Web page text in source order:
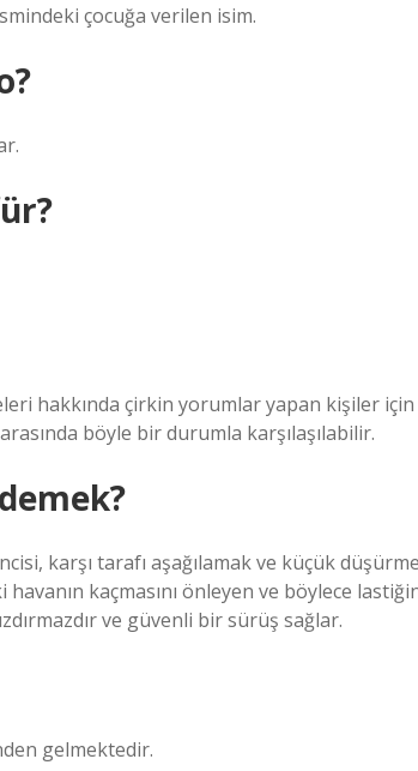
çocuğa verilen isim.
hakkında çirkin yorumlar yapan kişiler için
böyle bir durumla karşılaşılabilir.
karşı tarafı aşağılamak ve küçük
kaçmasını önleyen ve böylece
ve güvenli bir sürüş sağlar.
gelmektedir.